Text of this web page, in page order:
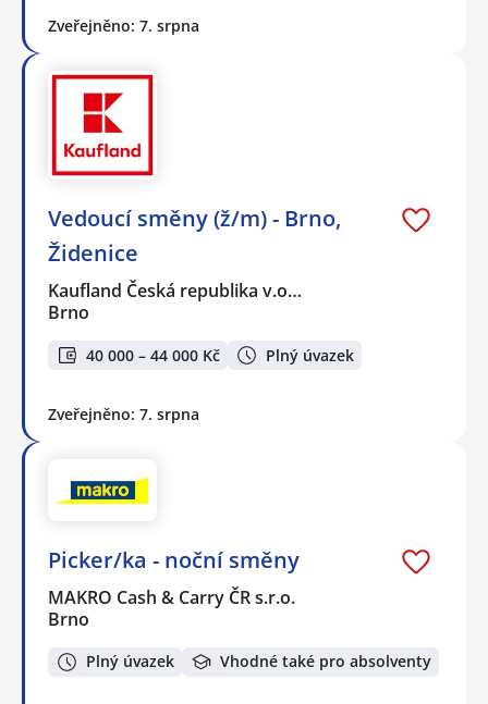
Zveřejněno: 7. srpna
Vedoucí směny (ž/m) - Brno,
Židenice
Kaufland Česká republika v.o…
Brno
40 000 – 44 000 Kč Plný úvazek
Zveřejněno: 7. srpna
Picker/ka - noční směny
MAKRO Cash & Carry ČR s.r.o.
Brno
Plný úvazek Vhodné také pro absolventy